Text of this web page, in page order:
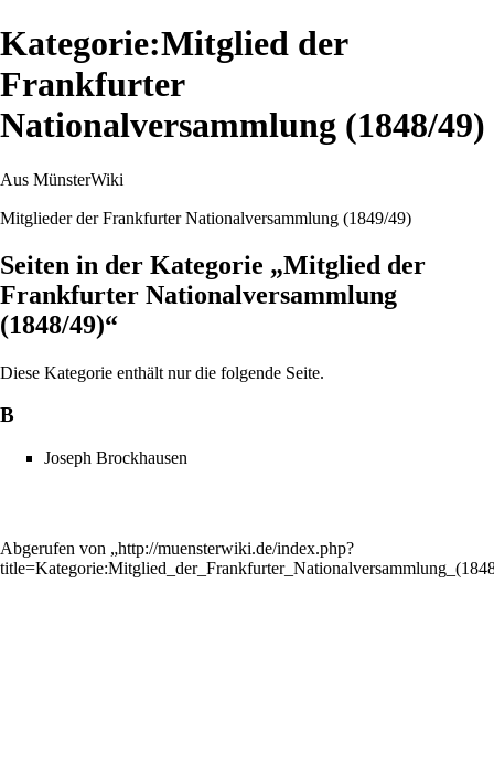
Kategorie:Mitglied der
Frankfurter
Nationalversammlung (1848/49)
Aus MünsterWiki
Mitglieder der Frankfurter Nationalversammlung (1849/49)
Seiten in der Kategorie „Mitglied der
Frankfurter Nationalversammlung
(1848/49)“
Diese Kategorie enthält nur die folgende Seite.
B
Joseph Brockhausen
Abgerufen von „http://muensterwiki.de/index.php?